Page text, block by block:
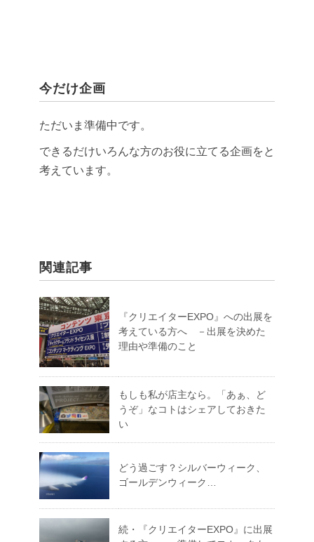
今だけ企画
ただいま準備中です。
できるだけいろんな方のお役に立てる企画をと
考えています。
関連記事
『クリエイターEXPO』への出展を
考えている方へ －出展を決めた
理由や準備のこと
もしも私が店主なら。「あぁ、ど
うぞ」なコトはシェアしておきた
い
どう過ごす？シルバーウィーク、
ゴールデンウィーク…
続・『クリエイターEXPO』に出展